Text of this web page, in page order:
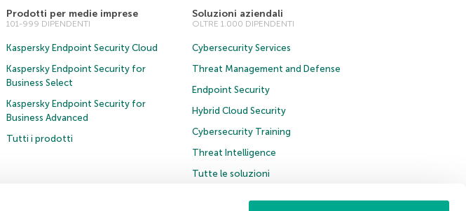
Prodotti per medie imprese
101-999 DIPENDENTI
Kaspersky Endpoint Security Cloud
Kaspersky Endpoint Security for
Business Select
Kaspersky Endpoint Security for
Business Advanced
Tutti i prodotti
Soluzioni aziendali
OLTRE 1.000 DIPENDENTI
Cybersecurity Services
Threat Management and Defense
Endpoint Security
Hybrid Cloud Security
Cybersecurity Training
Threat Intelligence
Tutte le soluzioni